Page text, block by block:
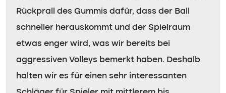
Rückprall des Gummis dafür, dass der Ball
schneller herauskommt und der Spielraum
etwas enger wird, was wir bereits bei
aggressiven Volleys bemerkt haben. Deshalb
halten wir es für einen sehr interessanten